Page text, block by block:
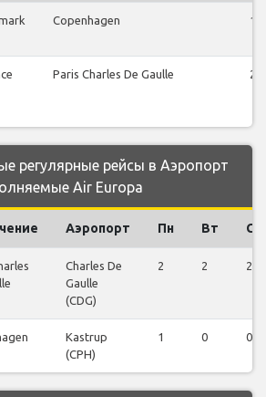
Copenhagen 11
Paris Charles De Gaulle 21
регулярные рейсы в Аэропорт
Air Europa
Аэропорт Пн Вт Ср
Charles De
Gaulle
(CDG)
2 2 2
Kastrup
(CPH)
1 0 0